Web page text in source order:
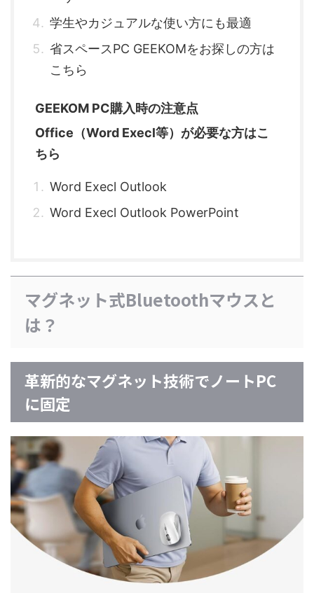
学生やカジュアルな使い方にも最適
省スペースPC GEEKOMをお探しの方は
こちら
GEEKOM PC購入時の注意点
Office（Word Execl等）が必要な方はこ
ちら
Word Execl Outlook
Word Execl Outlook PowerPoint
マグネット式Bluetoothマウスと
は？
革新的なマグネット技術でノートPC
に固定